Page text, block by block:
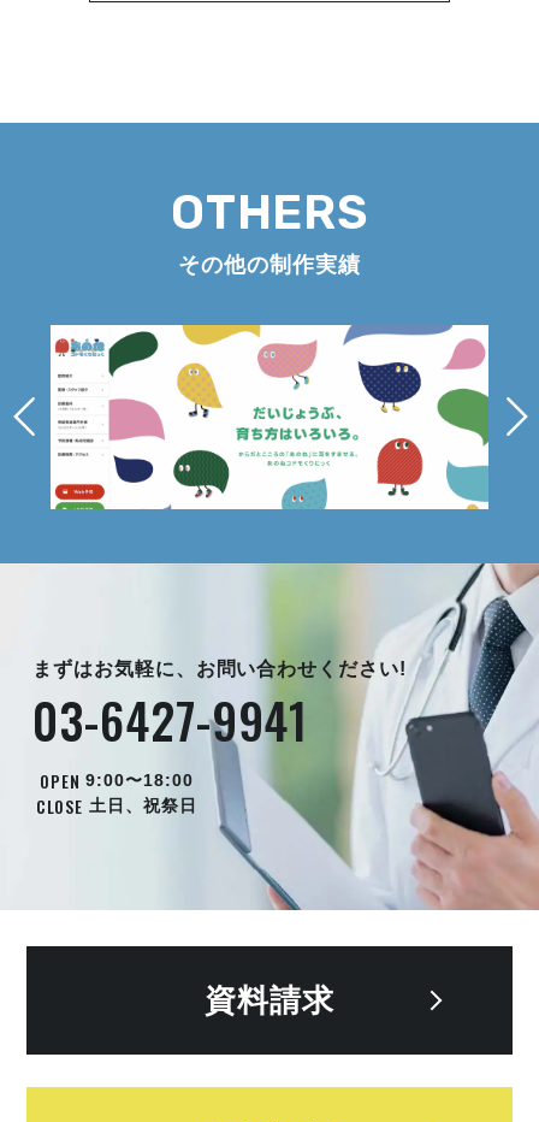
OTHERS
その他の制作実績
まずはお気軽に、お問い合わせください!
03-6427-9941
OPEN 9:00〜18:00
CLOSE 土日、祝祭日
資料請求